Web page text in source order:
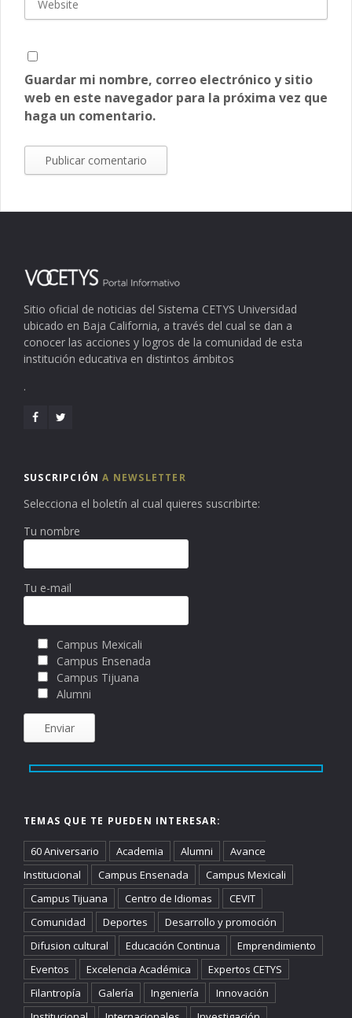
Guardar mi nombre, correo electrónico y sitio
web en este navegador para la próxima vez que
haga un comentario.
Sitio oficial de noticias del Sistema CETYS Universidad
ubicado en Baja California, a través del cual se dan a
conocer las acciones y logros de la comunidad de esta
institución educativa en distintos ámbitos
.
SUSCRIPCIÓNA NEWSLETTER
Selecciona el boletín al cual quieres suscribirte:
Tu nombre
Tu e-mail
Campus Mexicali
Campus Ensenada
Campus Tijuana
Alumni
TEMAS QUE TE PUEDEN INTERESAR:
60 Aniversario Academia Alumni
Avance
Institucional
Campus Ensenada
Campus Mexicali
Campus Tijuana
Centro de Idiomas
CEVIT
Comunidad
Deportes
Desarrollo y promoción
Difusion cultural
Educación Continua
Emprendimiento
Eventos
Excelencia Académica
Expertos CETYS
Filantropía
Galería Ingeniería
Innovación